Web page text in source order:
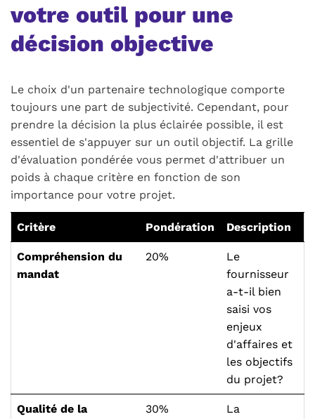
votre outil pour une
décision objective
Le choix d'un partenaire technologique comporte
toujours une part de subjectivité. Cependant, pour
prendre la décision la plus éclairée possible, il est
essentiel de s'appuyer sur un outil objectif. La grille
d'évaluation pondérée vous permet d'attribuer un
poids à chaque critère en fonction de son
importance pour votre projet.
Critère Pondération Description
Compréhension du
mandat
20%
Le
fournisseur
a-t-il bien
saisi vos
enjeux
d'affaires et
les objectifs
du projet?
Qualité de la
30%
La